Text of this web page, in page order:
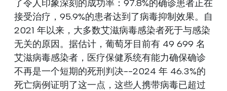
了令人印象深刻的成功率：97.8%的确诊患者正在
接受治疗，95.9%的患者达到了病毒抑制效果。自
2021 年以来，大多数艾滋病毒感染者死于与感染
无关的原因。据估计，葡萄牙目前有 49 699 名
艾滋病毒感染者，医疗保健系统有能力确保确诊
不再是一个短期的死刑判决--2024 年 46.3%的
死亡病例证明了这一点，这些人携带病毒已超过